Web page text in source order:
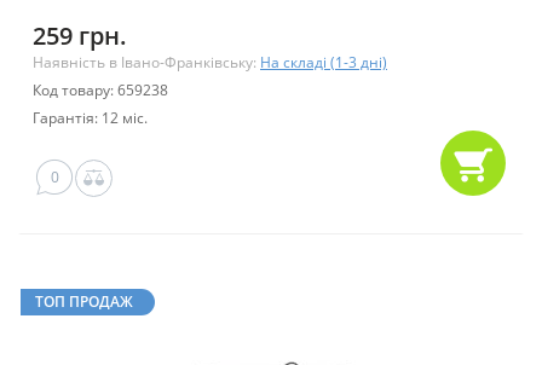
259 грн.
Наявність в Івано-Франківську: На складі (1-3 дні)
Код товару: 659238
Гарантія: 12 міс.
0
ТОП ПРОДАЖ